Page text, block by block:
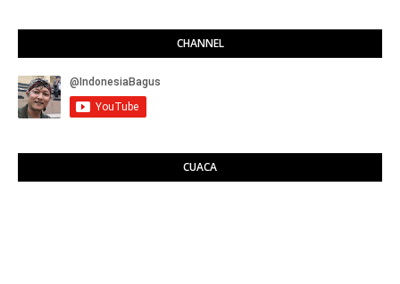
CHANNEL
CUACA